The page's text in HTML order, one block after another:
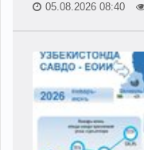
05.08.2026 08:40